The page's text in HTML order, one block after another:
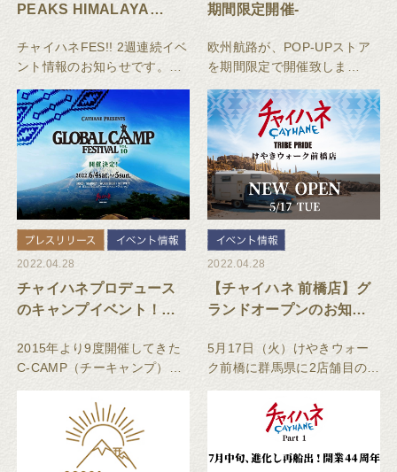
PEAKS HIMALAYA
GLOBAL CAMP
FESTIVAL開催！
チャイハネFES!! 2週連続イベ
ント情報のお知らせです。コ
チャイハネのキャンプイベン
トが、今年やっと開催にむ
け、着々と準備を進めていま
す！そして、なんとチャイハ
ネの主催す
期間限定開催-
欧州航路が、POP-UPストア
を期間限定で開催致しま
詰まった素敵なモノが、ヨー
ロッパ各地から横須賀へ届き
ます。
2022.04.28
チャイハネプロデュース
のキャンプイベント！雄
る「GLOBAL CAMP
FESTIVAL」申込受付
中！
2015年より9度開催してきた
C-CAMP（チーキャンプ）
回、「GLOBAL CAMP
FESTIVAL」として新たに始
動いたしました。
2022.04.28
【チャイハネ 前橋店】グ
ランドオープンのお知ら
5月17日（火）けやきウォー
ク前橋に群馬県に2店舗目の出